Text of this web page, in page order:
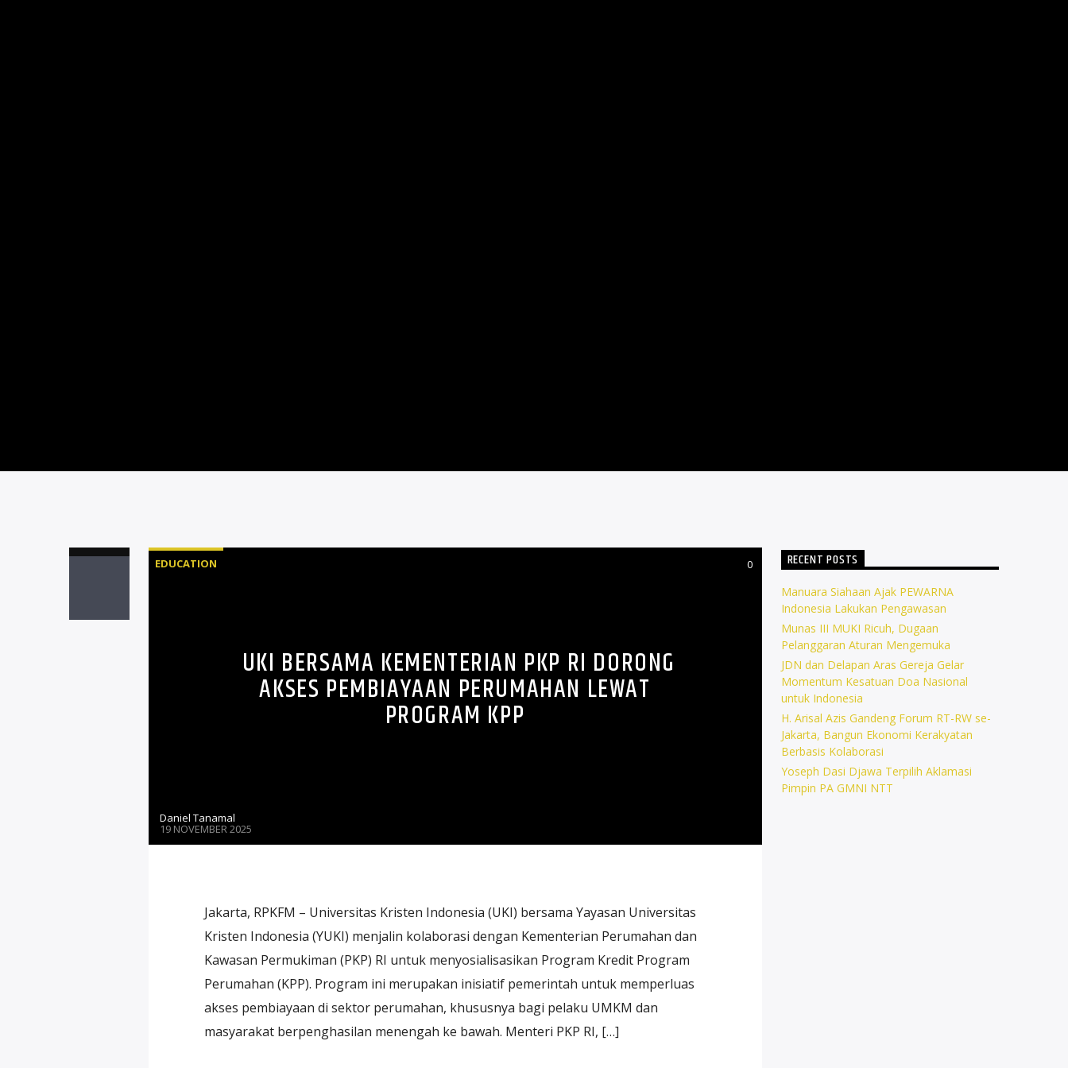
EDUCATION 0
UKI BERSAMA KEMENTERIAN PKP RI DORONG
AKSES PEMBIAYAAN PERUMAHAN LEWAT
PROGRAM KPP
Daniel Tanamal
19 NOVEMBER 2025
Jakarta, RPKFM – Universitas Kristen Indonesia (UKI) bersama Yayasan Universitas
Kristen Indonesia (YUKI) menjalin kolaborasi dengan Kementerian Perumahan dan
Kawasan Permukiman (PKP) RI untuk menyosialisasikan Program Kredit Program
Perumahan (KPP). Program ini merupakan inisiatif pemerintah untuk memperluas
akses pembiayaan di sektor perumahan, khususnya bagi pelaku UMKM dan
masyarakat berpenghasilan menengah ke bawah. Menteri PKP RI, […]
RECENT POSTS
Manuara Siahaan Ajak PEWARNA
Indonesia Lakukan Pengawasan
Munas III MUKI Ricuh, Dugaan
Pelanggaran Aturan Mengemuka
JDN dan Delapan Aras Gereja Gelar
Momentum Kesatuan Doa Nasional
untuk Indonesia
H. Arisal Azis Gandeng Forum RT-RW se-
Jakarta, Bangun Ekonomi Kerakyatan
Berbasis Kolaborasi
Yoseph Dasi Djawa Terpilih Aklamasi
Pimpin PA GMNI NTT